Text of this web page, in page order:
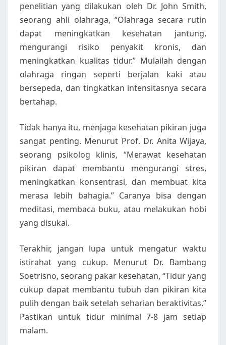
penelitian yang dilakukan oleh Dr. John Smith,
seorang ahli olahraga, “Olahraga secara rutin
dapat meningkatkan kesehatan jantung,
mengurangi risiko penyakit kronis, dan
meningkatkan kualitas tidur.” Mulailah dengan
olahraga ringan seperti berjalan kaki atau
bersepeda, dan tingkatkan intensitasnya secara
bertahap.
Tidak hanya itu, menjaga kesehatan pikiran juga
sangat penting. Menurut Prof. Dr. Anita Wijaya,
seorang psikolog klinis, “Merawat kesehatan
pikiran dapat membantu mengurangi stres,
meningkatkan konsentrasi, dan membuat kita
merasa lebih bahagia.” Caranya bisa dengan
meditasi, membaca buku, atau melakukan hobi
yang disukai.
Terakhir, jangan lupa untuk mengatur waktu
istirahat yang cukup. Menurut Dr. Bambang
Soetrisno, seorang pakar kesehatan, “Tidur yang
cukup dapat membantu tubuh dan pikiran kita
pulih dengan baik setelah seharian beraktivitas.”
Pastikan untuk tidur minimal 7-8 jam setiap
malam.